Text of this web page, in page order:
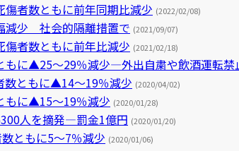
者数ともに前年同期比減少 (2022/02/08)
減少 社会的隔離措置で (2021/09/07)
者数ともに前年比減少 (2021/02/18)
もに▲25～29％減少―外出自粛や飲酒運転禁
数ともに▲14～19％減少 (2020/04/02)
もに▲15～19％減少 (2020/01/28)
人を摘発―罰金1億円 (2020/01/20)
ともに5～7％減少 (2020/01/06)